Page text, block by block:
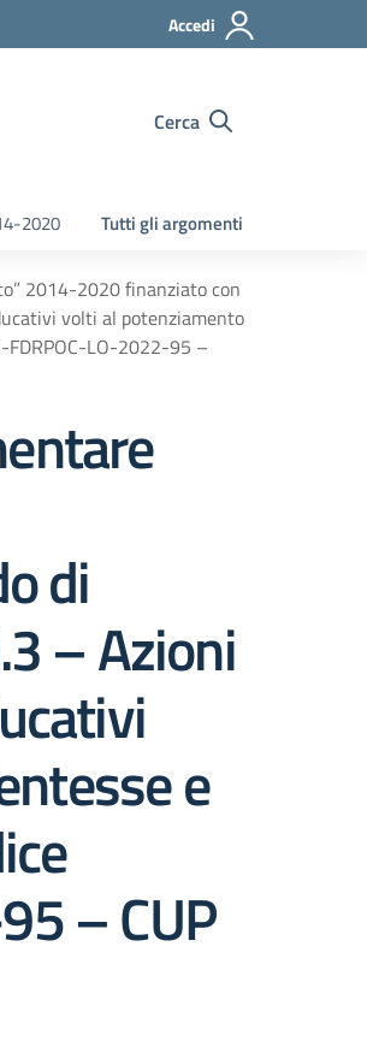
Accedi
Cerca
2020 Tutti gli argomenti
2014-2020 finanziato con
volti al potenziamento
FDRPOC-LO-2022-95 –
di
– Azioni
e
– CUP